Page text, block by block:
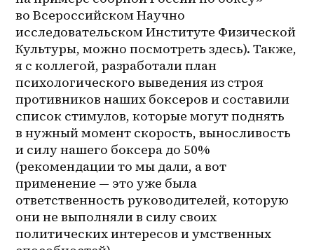
во Всероссийском Научно
исследовательском Институте Физической
Культуры, можно посмотреть здесь). Также,
я с коллегой, разработали план
психологического выведения из строя
противников наших боксеров и составили
список стимулов, которые могут поднять
в нужный момент скорость, выносливость
и силу нашего боксера до 50%
(рекомендации то мы дали, а вот
применение — это уже была
ответственность руководителей, которую
они не выполняли в силу своих
политических интересов и умственных